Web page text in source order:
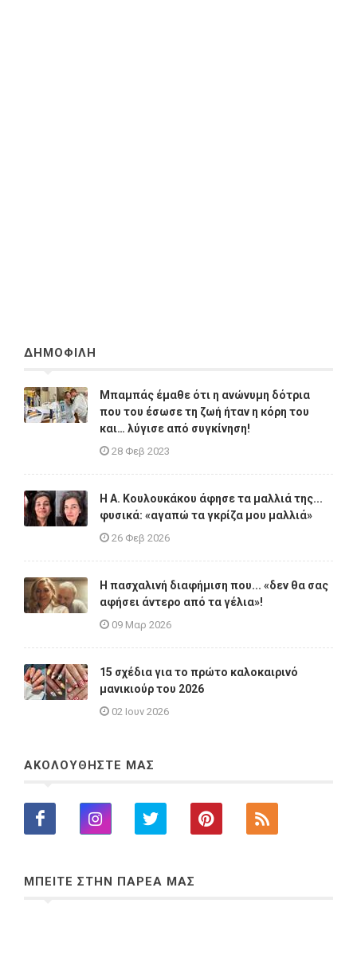
ΔΗΜΟΦΙΛΗ
Μπαμπάς έμαθε ότι η ανώνυμη δότρια
που του έσωσε τη ζωή ήταν η κόρη του
και… λύγισε από συγκίνηση!
28 Φεβ 2023
Η A. Κουλουκάκου άφησε τα μαλλιά της...
φυσικά: «αγαπώ τα γκρίζα μου μαλλιά»
26 Φεβ 2026
Η πασχαλινή διαφήμιση που... «δεν θα σας
αφήσει άντερο από τα γέλια»!
09 Μαρ 2026
15 σχέδια για το πρώτο καλοκαιρινό
μανικιούρ του 2026
02 Ιουν 2026
ΑΚΟΛΟΥΘΗΣΤΕ ΜΑΣ
ΜΠΕΙΤΕ ΣΤΗΝ ΠΑΡΕΑ ΜΑΣ